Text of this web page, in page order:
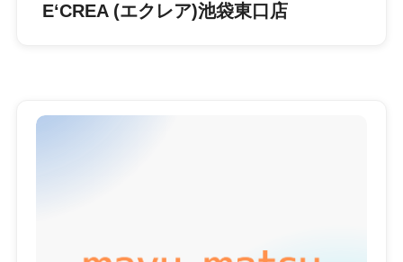
E‘CREA (エクレア)池袋東口店